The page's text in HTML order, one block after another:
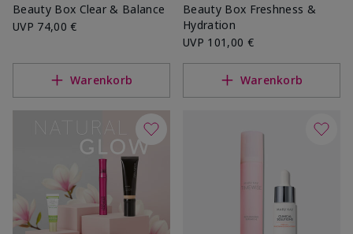
Beauty Box Clear & Balance
UVP 74,00 €
Warenkorb
Beauty Box Freshness &
Hydration
UVP 101,00 €
Warenkorb